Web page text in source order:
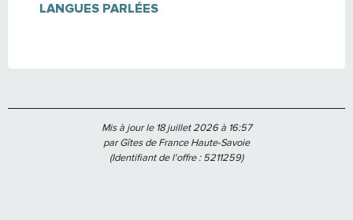
LANGUES PARLÉES
LANGUES PARLÉES
Mis à jour le 18 juillet 2026 à 16:57
par Gîtes de France Haute-Savoie
(Identifiant de l'offre :5211259)